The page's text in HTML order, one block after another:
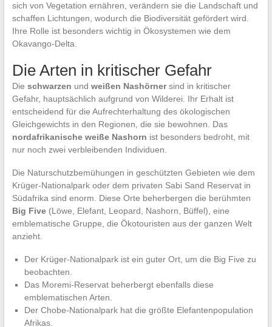
sich von Vegetation ernähren, verändern sie die Landschaft und
schaffen Lichtungen, wodurch die Biodiversität gefördert wird.
Ihre Rolle ist besonders wichtig in Ökosystemen wie dem
Okavango-Delta.
Die Arten in kritischer Gefahr
Die schwarzen und weißen Nashörnersind in kritischer
Gefahr, hauptsächlich aufgrund von Wilderei. Ihr Erhalt ist
entscheidend für die Aufrechterhaltung des ökologischen
Gleichgewichts in den Regionen, die sie bewohnen. Das
nordafrikanische weiße Nashorn ist besonders bedroht, mit
nur noch zwei verbleibenden Individuen.
Die Naturschutzbemühungen in geschützten Gebieten wie dem
Krüger-Nationalpark oder dem privaten Sabi Sand Reservat in
Südafrika sind enorm. Diese Orte beherbergen die berühmten
Big Five(Löwe, Elefant, Leopard, Nashorn, Büffel), eine
emblematische Gruppe, die Ökotouristen aus der ganzen Welt
anzieht.
Der Krüger-Nationalpark ist ein guter Ort, um die Big Five zu
beobachten.
Das Moremi-Reservat beherbergt ebenfalls diese
emblematischen Arten.
Der Chobe-Nationalpark hat die größte Elefantenpopulation
Afrikas.